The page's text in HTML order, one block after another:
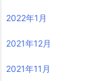
2022年1月
2021年12月
2021年11月